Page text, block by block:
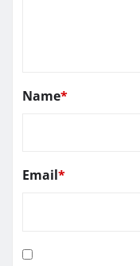
Name*
Email*